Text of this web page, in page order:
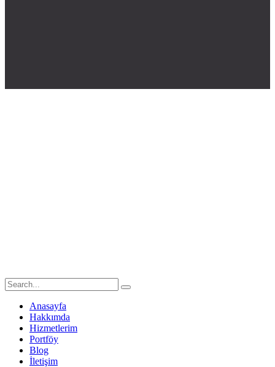
Anasayfa
Hakkımda
Hizmetlerim
Portföy
Blog
İletişim